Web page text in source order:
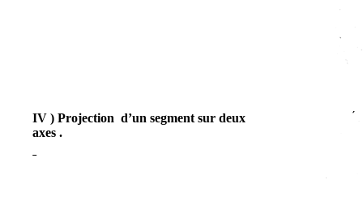
IV ) Projection d’un segment sur deux
axes .